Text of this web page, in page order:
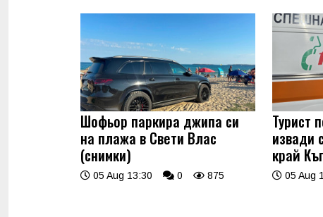
Шофьор паркира джипа си
на плажа в Свети Влас
(снимки)
05 Aug 13:30 0 875
Турист
извади
край
05 Aug